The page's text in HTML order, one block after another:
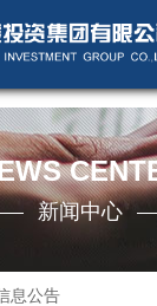
新闻中心
息公告